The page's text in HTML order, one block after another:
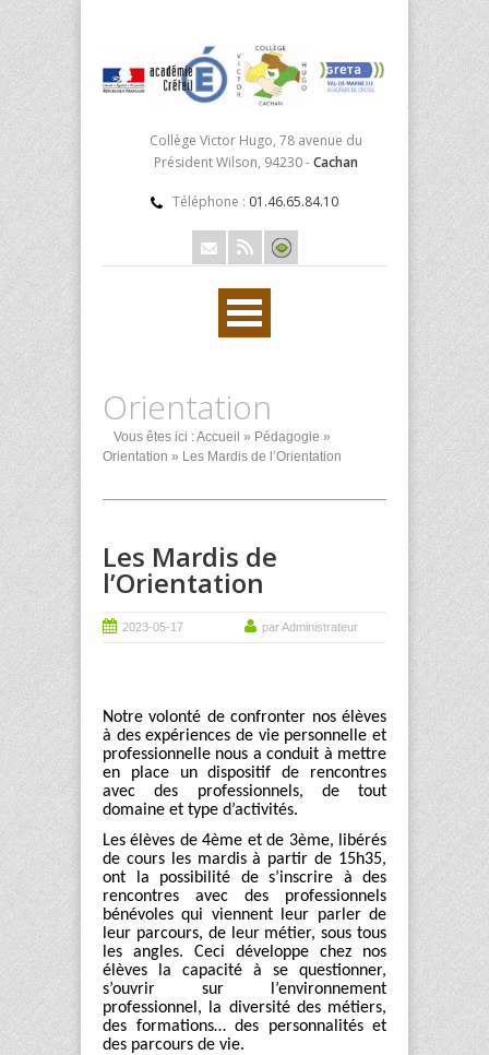
Collège Victor Hugo, 78 avenue du
Président Wilson, 94230 -Cachan
Téléphone : 01.46.65.84.10
Orientation
Vous êtes ici :Accueil » Pédagogie »
Orientation » Les Mardis de l’Orientation
Les Mardis de
l’Orientation
2023-05-17 par Administrateur
Notre volonté de confronter nos élèves
à des expériences de vie personnelle et
professionnelle nous a conduit à mettre
en place un dispositif de rencontres
avec des professionnels, de tout
domaine et type d’activités.
Les élèves de 4ème et de 3ème, libérés
de cours les mardis à partir de 15h35,
ont la possibilité de s’inscrire à des
rencontres avec des professionnels
bénévoles qui viennent leur parler de
leur parcours, de leur métier, sous tous
les angles. Ceci développe chez nos
élèves la capacité à se questionner,
s’ouvrir sur l’environnement
professionnel, la diversité des métiers,
des formations… des personnalités et
des parcours de vie.